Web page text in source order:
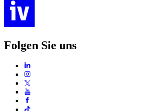
Folgen Sie uns